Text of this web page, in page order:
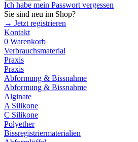
Ich habe mein Passwort vergessen
Sie sind neu im Shop?
→ Jetzt registrieren
Kontakt
0 Warenkorb
Verbrauchsmaterial
Praxis
Praxis
Abformung & Bissnahme
Abformung & Bissnahme
Alginate
A Silikone
C Silikone
Polyether
Bissregistriermaterialien